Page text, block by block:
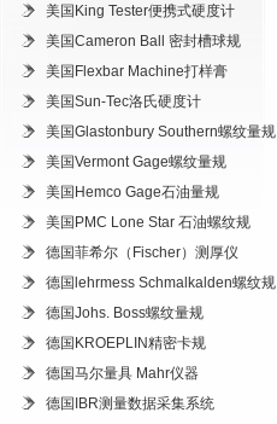
美国King Tester便携式硬度计
美国Cameron Ball 密封槽球规
美国Flexbar Machine打样膏
美国Sun-Tec洛氏硬度计
美国Glastonbury Southern螺纹量规
美国Vermont Gage螺纹量规
美国Hemco Gage石油量规
美国PMC Lone Star 石油螺纹规
德国菲希尔（Fischer）测厚仪
德国lehrmess Schmalkalden螺纹规
德国Johs. Boss螺纹量规
德国KROEPLIN精密卡规
德国马尔量具 Mahr仪器
德国IBR测量数据采集系统